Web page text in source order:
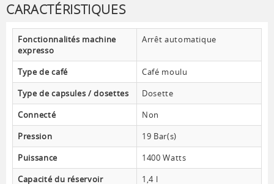
CARACTÉRISTIQUES
Fonctionnalités machine
expresso
Arrêt automatique
Type de café
Café moulu
Type de capsules / dosettes
Dosette
Connecté
Non
Pression
19 Bar(s)
Puissance
1400 Watts
Capacité du réservoir
1,4 l